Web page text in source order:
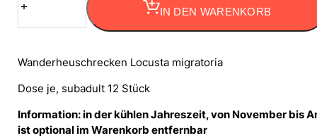
Heuschrecken
Menge
IN DEN WARENKORB
Wanderheuschrecken Locusta migratoria
Dose je, subadult 12 Stück
Information: in der kühlen Jahreszeit, von November bis
ist optional im Warenkorb entfernbar